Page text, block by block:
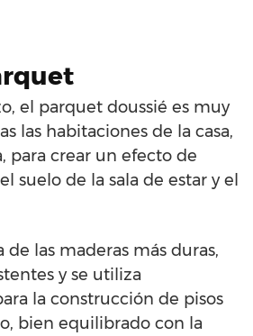
el parquet doussié es muy
las habitaciones de la casa,
para crear un efecto de
suelo de la sala de estar y el
de las maderas más duras,
y se utiliza
la construcción de pisos
bien equilibrado con la